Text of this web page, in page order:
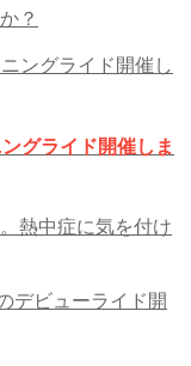
？
グライド開催しま
熱中症に気を付け